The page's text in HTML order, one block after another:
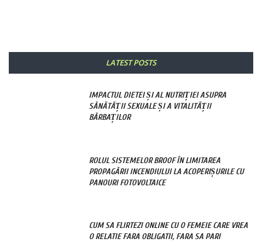
LATEST POSTS
IMPACTUL DIETEI ȘI AL NUTRIȚIEI ASUPRA
SĂNĂTĂȚII SEXUALE ȘI A VITALITĂȚII
BĂRBAȚILOR
ROLUL SISTEMELOR BROOF ÎN LIMITAREA
PROPAGĂRII INCENDIULUI LA ACOPERIȘURILE CU
PANOURI FOTOVOLTAICE
CUM SA FLIRTEZI ONLINE CU O FEMEIE CARE VREA
O RELATIE FARA OBLIGATII, FARA SA PARI